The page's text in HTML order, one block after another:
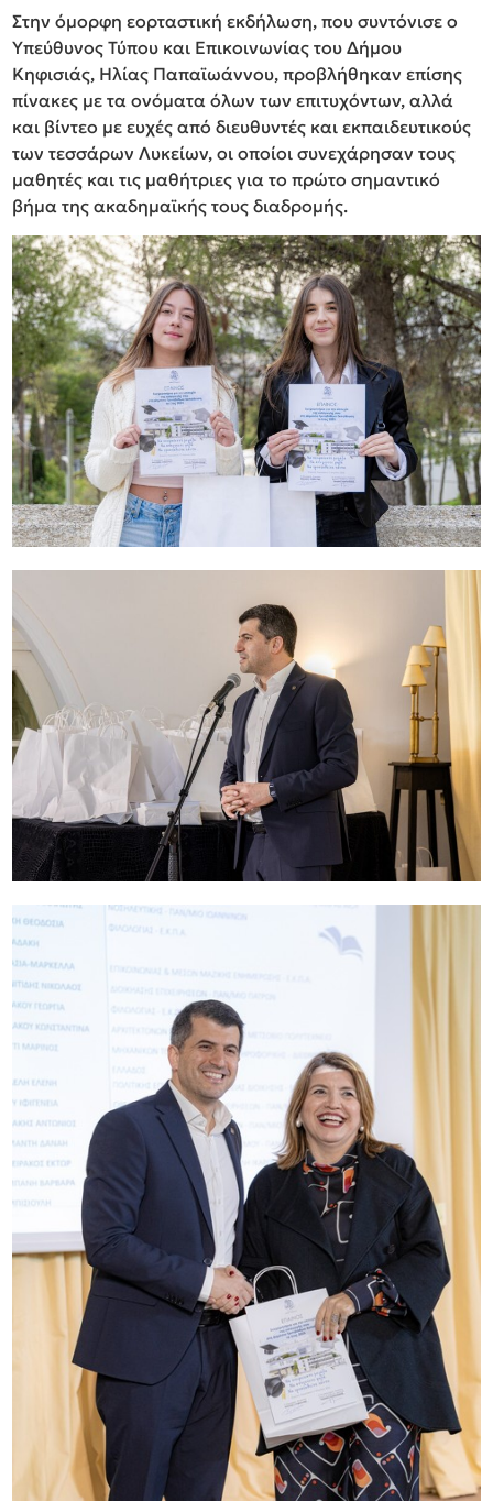
Στην όμορφη εορταστική εκδήλωση, που συντόνισε ο
Υπεύθυνος Τύπου και Επικοινωνίας του Δήμου
Κηφισιάς, Ηλίας Παπαϊωάννου, προβλήθηκαν επίσης
πίνακες με τα ονόματα όλων των επιτυχόντων, αλλά
και βίντεο με ευχές από διευθυντές και εκπαιδευτικούς
των τεσσάρων Λυκείων, οι οποίοι συνεχάρησαν τους
μαθητές και τις μαθήτριες για το πρώτο σημαντικό
βήμα της ακαδημαϊκής τους διαδρομής.